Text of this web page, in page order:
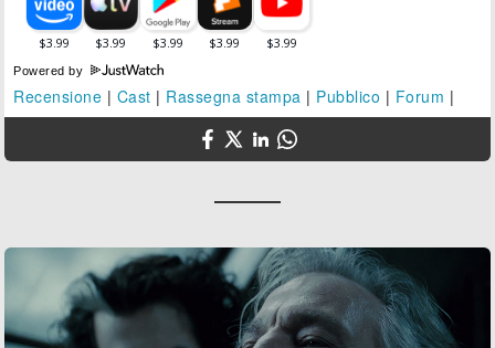
Powered by
Recensione | Cast | Rassegna stampa | Pubblico | Forum |